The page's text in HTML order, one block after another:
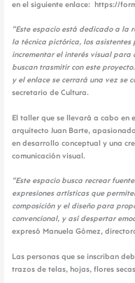
en el siguiente enlace: https://
“Este espacio está dedicado a la
la técnica pictórica, los
incrementar el interés visual para
buscan trasmitir con este
y el enlace se cerrará una vez se
secretario de Cultura.
El taller que se llevará a cabo en
arquitecto Juan Barte,
en desarrollo conceptual y una
comunicación visual.
“Este espacio busca recrear
expresiones artísticas que
composición y el diseño para
convencional, y así despertar
expresó Manuela Gómez,
Las personas que se inscriban
trazos de telas, hojas, flores